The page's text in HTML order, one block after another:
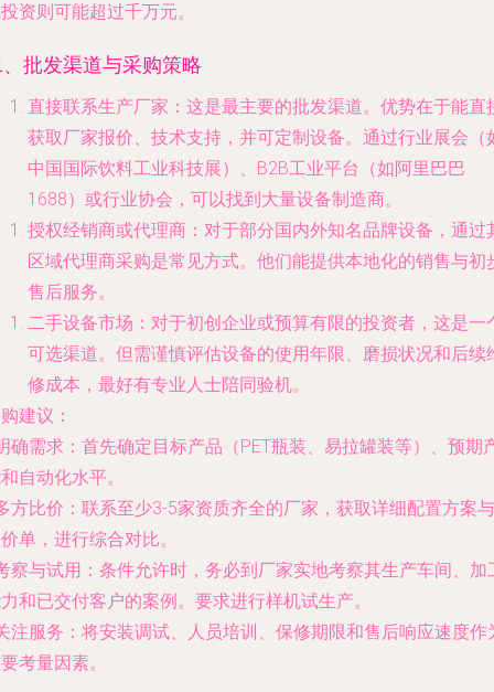
资则可能超过千万元。
批发渠道与采购策略
直接联系生产厂家 ：这是最主要的批发渠道。优势在于能直
获取厂家报价、技术支持，并可定制设备。通过行业展会（
中国国际饮料工业科技展）、B2B工业平台（如阿里巴巴
1688）或行业协会，可以找到大量设备制造商。
授权经销商或代理商 ：对于部分国内外知名品牌设备，通过
区域代理商采购是常见方式。他们能提供本地化的销售与初
售后服务。
二手设备市场 ：对于初创企业或预算有限的投资者，这是一
可选渠道。但需谨慎评估设备的使用年限、磨损状况和后续
修成本，最好有专业人士陪同验机。
建议 ：
确需求 ：首先确定目标产品（PET瓶装、易拉罐装等）、预期
自动化水平。
方比价 ：联系至少3-5家资质齐全的厂家，获取详细配置方案与
单，进行综合对比。
察与试用 ：条件允许时，务必到厂家实地考察其生产车间、加
和已交付客户的案例。要求进行样机试生产。
注服务 ：将安装调试、人员培训、保修期限和售后响应速度作
考量因素。